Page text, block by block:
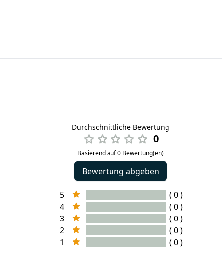
Durchschnittliche Bewertung
0
Basierend auf 0 Bewertung(en)
Bewertung abgeben
5
( 0 )
4
( 0 )
3
( 0 )
2
( 0 )
1
( 0 )